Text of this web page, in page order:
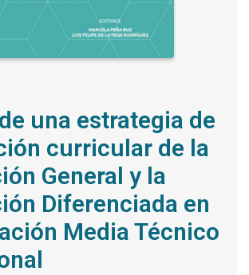
una estrategia de
curricular de la
General y la
Diferenciada en
Media Técnico